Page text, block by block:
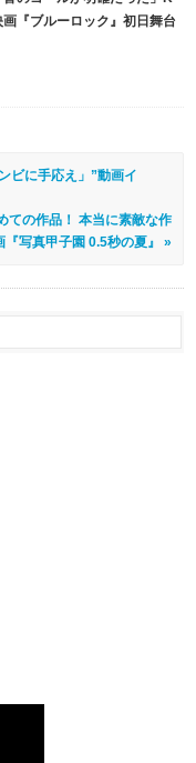
『ブルーロック』初日舞台
ビに手応え」”動画イ
ての作品！ 本当に素敵な作
写真甲子園 0.5秒の夏』 »